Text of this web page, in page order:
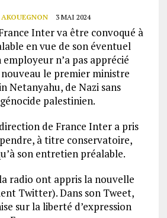
AKOUEGNON 3 MAI 2024
Inter va être convoqué à
en vue de son éventuel
n’a pas apprécié
le premier ministre
Netanyahu, de Nazi sans
palestinien.
de France Inter a pris
à titre conservatoire,
son entretien préalable.
radio ont appris la nouvelle
Twitter). Dans son Tweet,
sur la liberté d’expression